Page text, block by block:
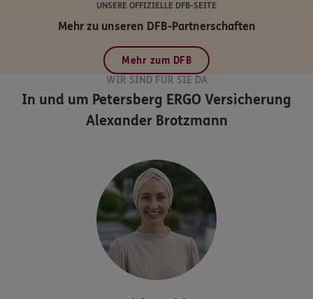
UNSERE OFFIZIELLE DFB-SEITE
Mehr zu unseren DFB-Partnerschaften
Mehr zum DFB
WIR SIND FÜR SIE DA
In und um Petersberg ERGO Versicherung
Alexander Brotzmann